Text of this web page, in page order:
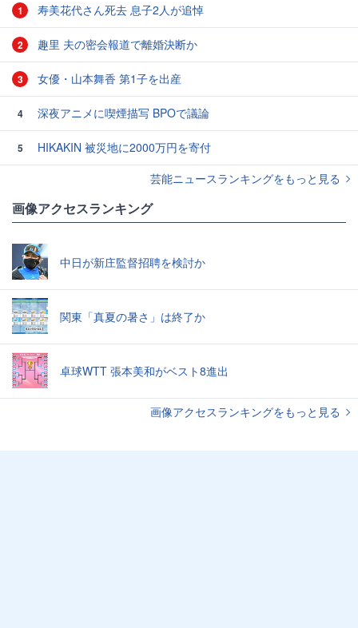
1 寿美花代さん死去 息子2人が追悼
2 趣里 夫の密会報道で離婚決断か
3 女優・山本舞香 第1子を出産
4 深夜アニメに喫煙描写 BPOで議論
5
HIKAKIN 被災地に2000万円を寄付
芸能ニュースランキングをもっと見る
画像アクセスランキング
中日が新庄監督招聘を検討か
関東「真夏の暑さ」は終了か
卓球WTT 張本美和がベスト8進出
画像アクセスランキングをもっと見る